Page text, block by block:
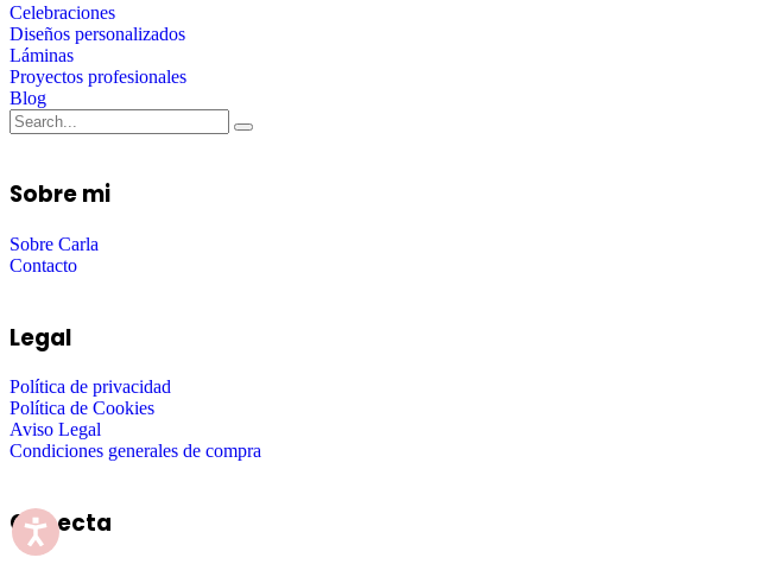
Celebraciones
Diseños personalizados
Láminas
Proyectos profesionales
Blog
Sobre mi
Sobre Carla
Contacto
Legal
Política de privacidad
Política de Cookies
Aviso Legal
Condiciones generales de compra
Conecta